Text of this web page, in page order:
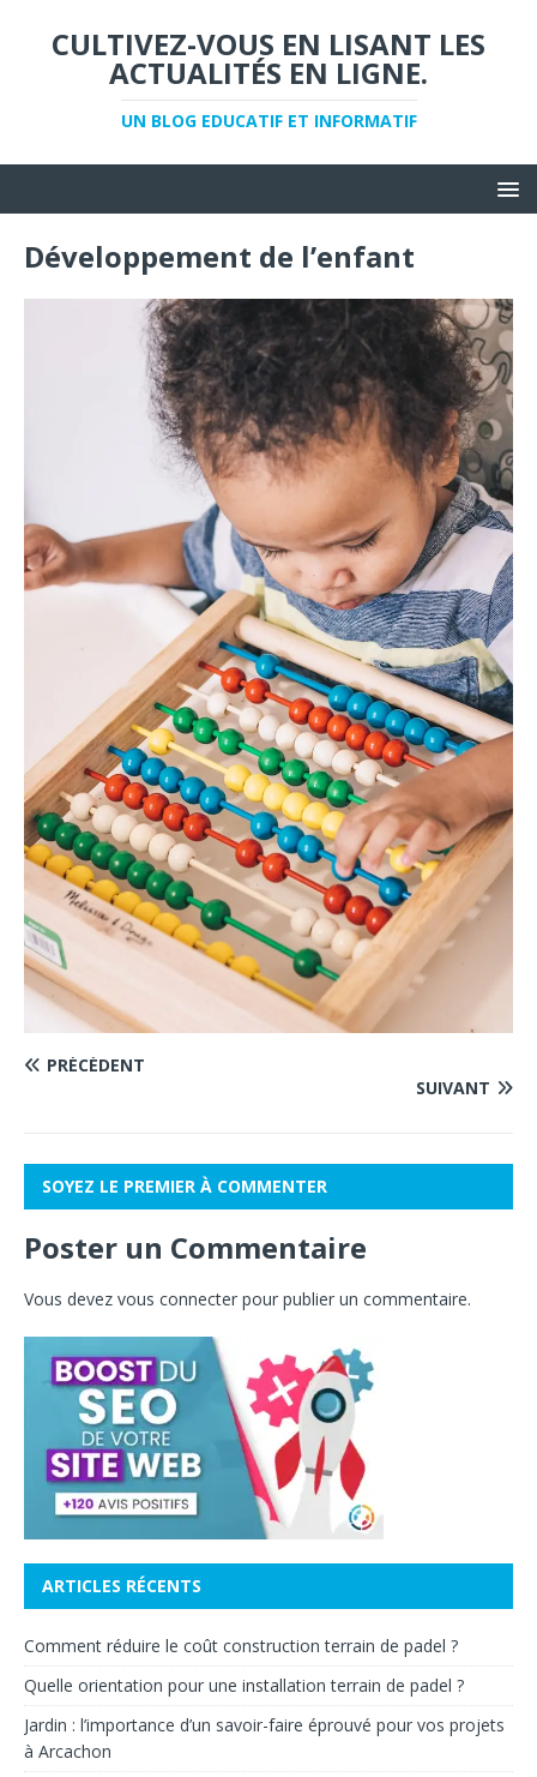
CULTIVEZ-VOUS EN LISANT LES
ACTUALITÉS EN LIGNE.
UN BLOG EDUCATIF ET INFORMATIF
Développement de l’enfant
PRÉCÉDENT
SUIVANT
SOYEZ LE PREMIER À COMMENTER
Poster un Commentaire
Vous devez vous connecter pour publier un commentaire.
ARTICLES RÉCENTS
Comment réduire le coût construction terrain de padel ?
Quelle orientation pour une installation terrain de padel ?
Jardin : l’importance d’un savoir-faire éprouvé pour vos projets
à Arcachon